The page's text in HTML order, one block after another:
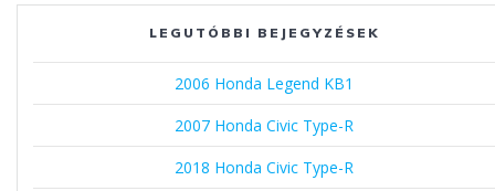
LEGUTÓBBI BEJEGYZÉSEK
2006 Honda Legend KB1
2007 Honda Civic Type-R
2018 Honda Civic Type-R